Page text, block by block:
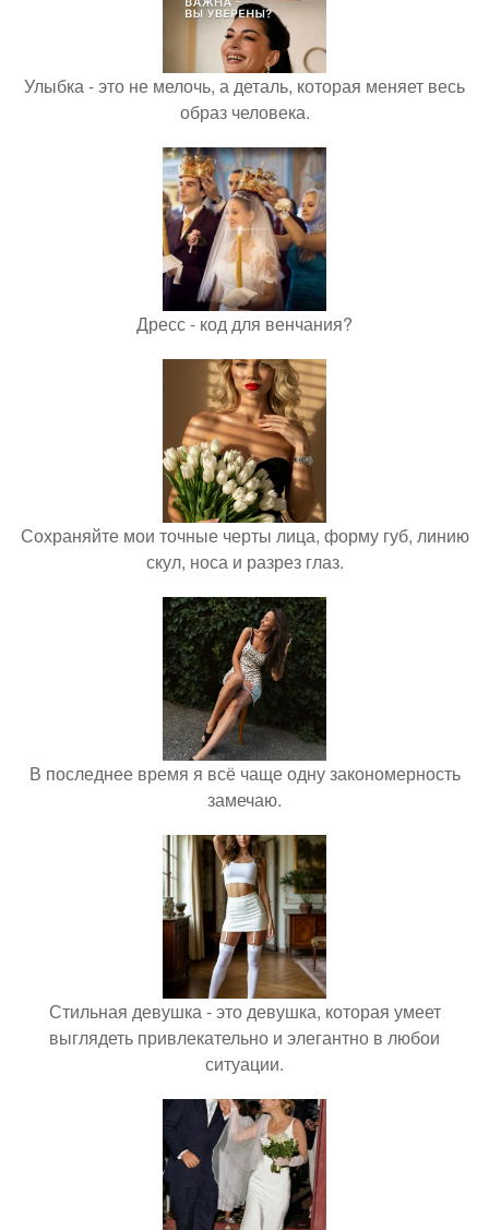
Улыбка - это не мелочь, а деталь, которая меняет весь
образ человека.
Дресс - код для венчания?
Сохраняйте мои точные черты лица, форму губ, линию
скул, носа и разрез глаз.
В последнее время я всё чаще одну закономерность
замечаю.
Стильная девушка - это девушка, которая умеет
выглядеть привлекательно и элегантно в любои
ситуации.